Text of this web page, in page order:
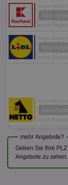
letzte
kein
keine
letzte
kein
keine
letzte Aktion
kein
keine
mehr Angebote?
Geben Sie Ihre
Angebote zu sehen.